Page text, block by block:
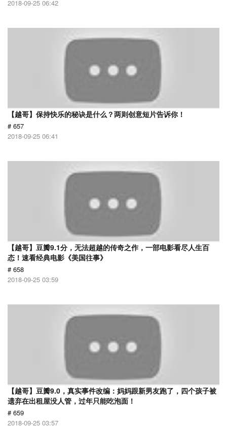
2018-09-25 06:42
【越哥】保持快乐的秘诀是什么？两则创意短片告诉你！
# 657
2018-09-25 06:41
【越哥】豆瓣9.1分，无法超越的传奇之作，一部电影看尽人生百
态！速看经典电影《美国往事》
# 658
2018-09-25 03:59
【越哥】豆瓣9.0，真实事件改编：妈妈跟新男友跑了，四个孩子被
遗弃在出租屋没人管，过年只能吃泡面！
# 659
2018-09-25 03:57